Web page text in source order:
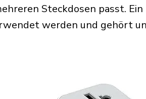
Steckdosen passt. Ein
werden und gehört